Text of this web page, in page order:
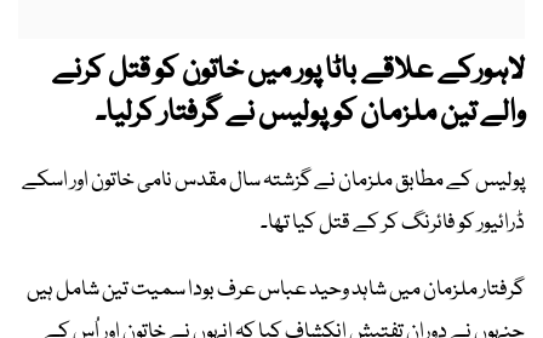
لاہورکے علاقے باٹا پور میں خاتون کو قتل کرنے
والے تین ملزمان کو پولیس نے گرفتار کرلیا۔
پولیس کے مطابق ملزمان نے گزشتہ سال مقدس نامی خاتون اور اسکے
ڈرائیور کو فائرنگ کر کے قتل کیا تھا۔
گرفتار ملزمان میں شاہد وحید عباس عرف بودا سمیت تین شامل ہیں